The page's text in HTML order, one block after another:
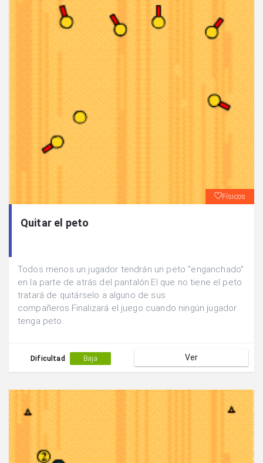
Físicos
Quitar el peto
Todos menos un jugador tendrán un peto "enganchado"
en la parte de atrás del pantalón.El que no tiene el peto
tratará de quitárselo a alguno de sus
compañeros.Finalizará el juego cuando ningún jugador
tenga peto.
Dificultad Baja Ver